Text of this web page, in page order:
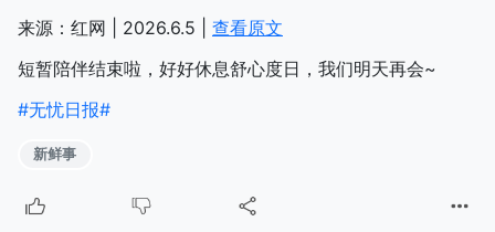
来源：红网 | 2026.6.5 | 查看原文
短暂陪伴结束啦，好好休息舒心度日，我们明天再会~
#无忧日报#
新鲜事